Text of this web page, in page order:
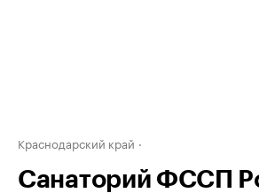
Краснодарский край
Санаторий ФССП